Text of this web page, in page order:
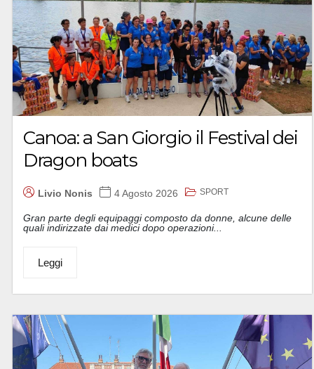
Canoa: a San Giorgio il Festival dei
Dragon boats
Livio Nonis 4 Agosto 2026 SPORT
Gran parte degli equipaggi composto da donne, alcune delle
quali indirizzate dai medici dopo operazioni...
Leggi